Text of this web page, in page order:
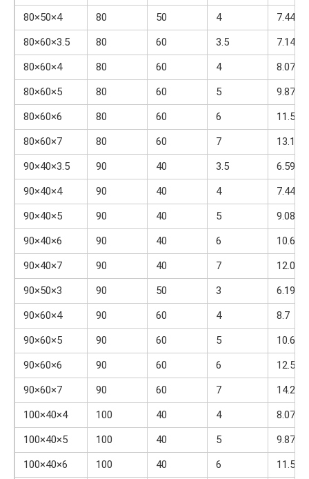
80×50×4
80 50 4
7.44
80×60×3.5
80 60 3.5
7.14
80×60×4
80 60 4
8.07
80×60×5
80 60 5
9.87
80×60×6
80 60 6
11.57
80×60×7
80 60 7
13.19
90×40×3.5
90 40 3.5
6.59
90×40×4
90 40 4
7.44
90×40×5
90 40 5
9.08
90×40×6
90 40 6
10.63
90×40×7
90 40 7
12.09
90×50×3
90 50 3
6.19
90×60×4
90 60 4
8.7
90×60×5
90 60 5
10.65
90×60×6
90 60 6
12.51
90×60×7
90 60 7
14.29
100×40×4
100 40 4
8.07
100×40×5
100 40 5
9.87
100×40×6
100 40 6 11.57